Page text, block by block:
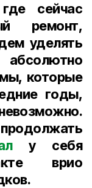
сейчас
ремонт,
уделять
которые
годы,
продолжать
у себя
врио
.